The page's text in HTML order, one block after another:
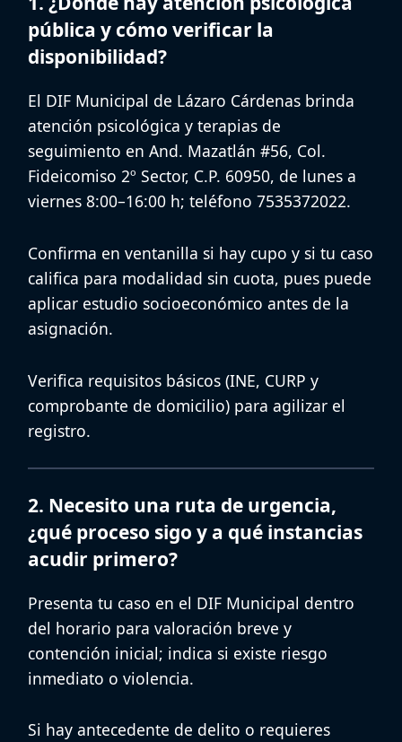
pública y cómo verificar la
disponibilidad?
El DIF Municipal de Lázaro Cárdenas brinda
atención psicológica y terapias de
seguimiento en And. Mazatlán #56, Col.
Fideicomiso 2º Sector, C.P. 60950, de lunes a
viernes 8:00–16:00 h; teléfono 7535372022.
Confirma en ventanilla si hay cupo y si tu caso
califica para modalidad sin cuota, pues puede
aplicar estudio socioeconómico antes de la
asignación.
Verifica requisitos básicos (INE, CURP y
comprobante de domicilio) para agilizar el
registro.
2. Necesito una ruta de urgencia,
¿qué proceso sigo y a qué instancias
acudir primero?
Presenta tu caso en el DIF Municipal dentro
del horario para valoración breve y
contención inicial; indica si existe riesgo
inmediato o violencia.
Si hay antecedente de delito o requieres